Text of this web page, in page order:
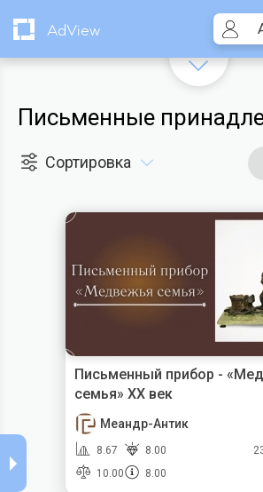
AdView
Письменные
Сортировка
Письменный прибор -
семья» XX век
Меандр-Антик
8.67
8.00
10.00
8.00